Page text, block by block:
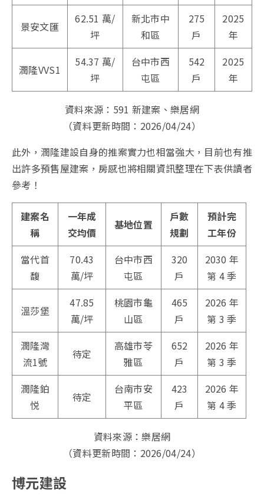
景安文匯
62.51 萬/
坪
新北市中
和區
275
戶
2025
年
潤隆VVS1
54.37 萬/
坪
台中市西
屯區
542
戶
2025
年
資料來源：591 新建案、樂居網
（資料更新時間：2026/04/24）
此外，潤隆建設自身的推案實力也相當強大，目前也有推
出許多預售屋建案，房感也將相關資訊整理在下表供讀者
參考！
建案名
稱
一年成
交均價
基地位置
戶數
規劃
預計完
工年份
當代首
馥
70.43
萬/坪
台中市西
屯區
320
戶
2030 年
第 4 季
溫莎堡
47.85
萬/坪
桃園市龜
山區
465
戶
2026 年
第 3 季
潤隆灣
流1號
待定
高雄市苓
雅區
652
戶
2026 年
第 3 季
潤隆鉑
悦
待定
台南市安
平區
423
戶
2026 年
第 4 季
資料來源：樂居網
（資料更新時間：2026/04/24）
博元建設